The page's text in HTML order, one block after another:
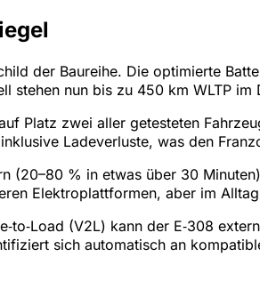
der Baureihe. Die optimierte
stehen nun bis zu 450 km WLTP im
Platz zwei aller getesteten
Ladeverluste, was den
(20–80 % in etwas über 30
Elektroplattformen, aber im
(V2L) kann der E‑308
sich automatisch an